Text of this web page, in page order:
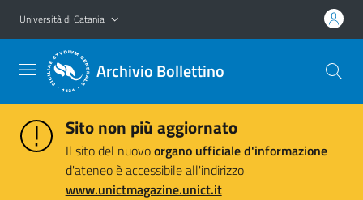
Vai al contenuto principale
Vai al menu di navigazione
Università di Catania
Archivio Bollettino
Sito non più aggiornato
Il sito del nuovoorgano ufficiale d'informazione
d'ateneo è accessibile all'indirizzo
www.unictmagazine.unict.it